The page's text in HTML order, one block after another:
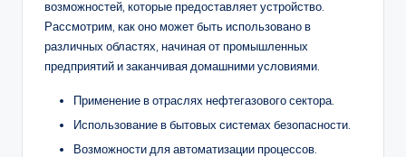
возможностей, которые предоставляет устройство.
Рассмотрим, как оно может быть использовано в
различных областях, начиная от промышленных
предприятий и заканчивая домашними условиями.
Применение в отраслях нефтегазового сектора.
Использование в бытовых системах безопасности.
Возможности для автоматизации процессов.